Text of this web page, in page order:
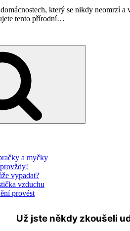
který se nikdy neomrzí
tento přírodní…
a myčky
vypadat?
vzduchu
provést
Už jste někdy zkoušeli